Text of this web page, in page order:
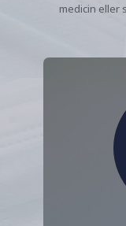
medicin eller